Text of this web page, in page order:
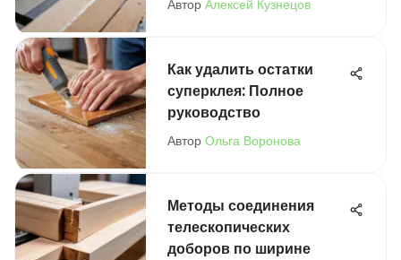
Автор Алексей Кузнецов
Как удалить остатки
суперклея: Полное
руководство
Автор Ольга Воронова
Методы соединения
телескопических
доборов по ширине